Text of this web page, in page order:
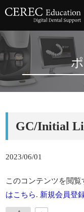
GC/Initial
2023/06/01
このコンテンツを閲覧
はこちら. 新規会員登